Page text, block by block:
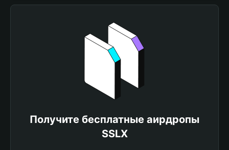
Получите бесплатные аирдропы
SSLX